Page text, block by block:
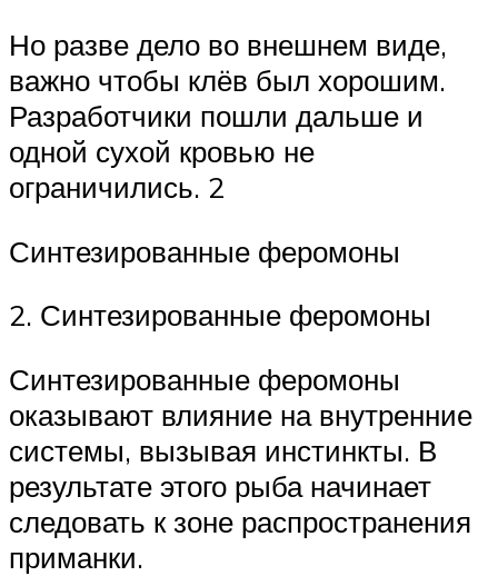
Но разве дело во внешнем виде,
важно чтобы клёв был хорошим.
Разработчики пошли дальше и
одной сухой кровью не
ограничились. 2
Синтезированные феромоны
2. Синтезированные феромоны
Синтезированные феромоны
оказывают влияние на внутренние
системы, вызывая инстинкты. В
результате этого рыба начинает
следовать к зоне распространения
приманки.